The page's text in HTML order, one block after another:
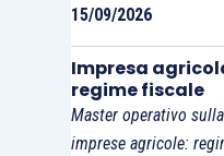
15/09/2026
Impresa
regime fiscale
Master operativo
imprese agricole: